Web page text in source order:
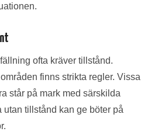
ofta kräver tillstånd.
finns strikta regler. Vissa
står på mark med särskilda
utan tillstånd kan ge böter på